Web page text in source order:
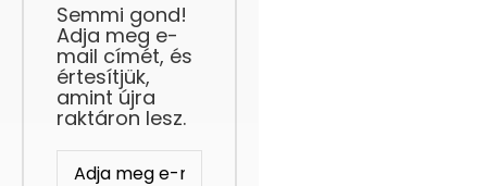
Semmi gond!
Adja meg e-
mail címét, és
értesítjük,
amint újra
raktáron lesz.